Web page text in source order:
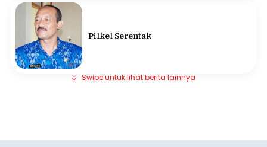
Pilkel Serentak
Swipe untuk lihat berita lainnya